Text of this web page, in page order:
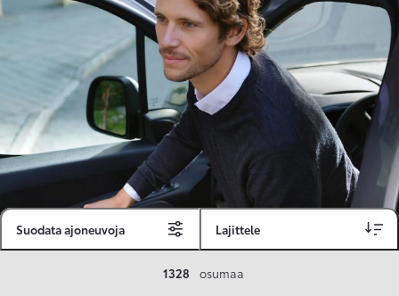
Suodata ajoneuvoja Lajittele
1328 osumaa